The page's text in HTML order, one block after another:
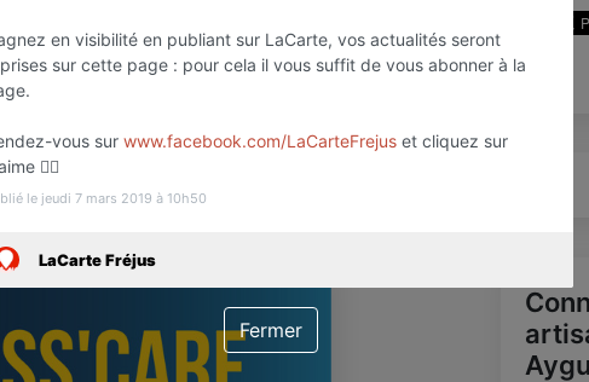
en visibilité en publiant sur LaCarte, vos actualités seront
sur cette page : pour cela il vous suffit de vous abonner à la
vous sur www.facebook.com/LaCarteFrejuset cliquez sur
👍🏻
le jeudi 7 mars 2019 à 10h50
LaCarte Fréjus
Fermer